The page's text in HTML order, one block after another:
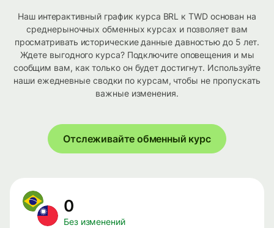
Наш интерактивный график курса BRL к TWD основан на
среднерыночных обменных курсах и позволяет вам
просматривать исторические данные давностью до 5 лет.
Ждете выгодного курса? Подключите оповещения и мы
сообщим вам, как только он будет достигнут. Используйте
наши ежедневные сводки по курсам, чтобы не пропускать
важные изменения.
Отслеживайте обменный курс
0
Без изменений